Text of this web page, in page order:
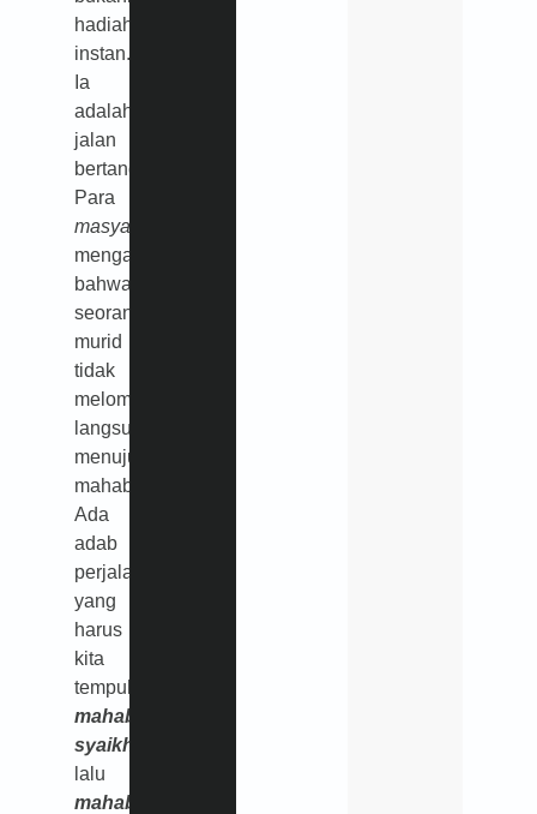
hadiah
instan.
Ia
adalah
jalan
bertangga.
Para
masyayikh
mengajarkan
bahwa
seorang
murid
tidak
melompat
langsung
menuju
mahabbatullah.
Ada
adab
perjalanan
yang
harus
kita
tempuh:
mahabbatusy-
syaikh
lalu
mahabbatur-